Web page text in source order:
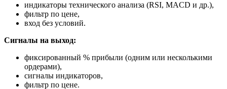
индикаторы технического анализа (RSI, MACD и др.),
фильтр по цене,
вход без условий.
Сигналы на выход:
фиксированный % прибыли (одним или несколькими
ордерами),
сигналы индикаторов,
фильтр по цене.